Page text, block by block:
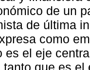
de un
de última
como
es el eje
tanto que es